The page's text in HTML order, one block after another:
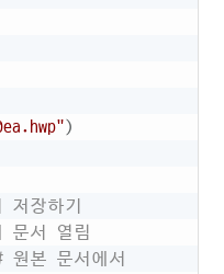
)
장하기
문서 열림
원본 문서에서